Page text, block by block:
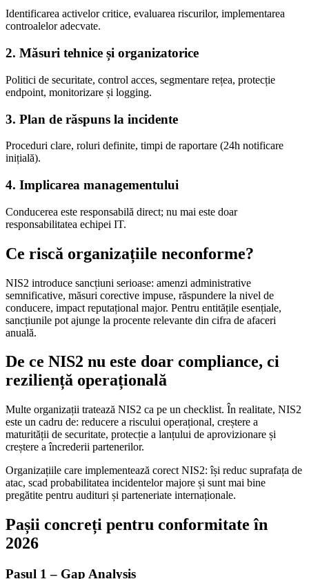
Identificarea activelor critice, evaluarea riscurilor, implementarea
controalelor adecvate.
2. Măsuri tehnice și organizatorice
Politici de securitate, control acces, segmentare rețea, protecție
endpoint, monitorizare și logging.
3. Plan de răspuns la incidente
Proceduri clare, roluri definite, timpi de raportare (24h notificare
inițială).
4. Implicarea managementului
Conducerea este responsabilă direct; nu mai este doar
responsabilitatea echipei IT.
Ce riscă organizațiile neconforme?
NIS2 introduce sancțiuni serioase: amenzi administrative
semnificative, măsuri corective impuse, răspundere la nivel de
conducere, impact reputațional major. Pentru entitățile esențiale,
sancțiunile pot ajunge la procente relevante din cifra de afaceri
anuală.
De ce NIS2 nu este doar compliance, ci
reziliență operațională
Multe organizații tratează NIS2 ca pe un checklist. În realitate, NIS2
este un cadru de: reducere a riscului operațional, creștere a
maturității de securitate, protecție a lanțului de aprovizionare și
creștere a încrederii partenerilor.
Organizațiile care implementează corect NIS2: își reduc suprafața de
atac, scad probabilitatea incidentelor majore și sunt mai bine
pregătite pentru audituri și parteneriate internaționale.
Pașii concreți pentru conformitate în
2026
Pasul 1 – Gap Analysis